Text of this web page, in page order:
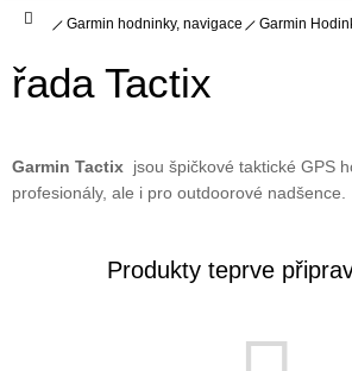
Domů
Garmin hodninky, navigace Garmin
řada Tactix
Garmin Tactix jsou špičkové taktické GPS
profesionály, ale i pro outdoorové nadšence.
Produkty teprve